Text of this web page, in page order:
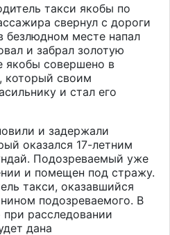
такси якобы по
свернул с дороги
безлюдном месте напал
и забрал золотую
якобы совершено в
который своим
и стал его
и задержали
оказался 17-летним
Подозреваемый уже
и помещен под стражу.
такси, оказавшийся
подозреваемого. В
расследовании
дана